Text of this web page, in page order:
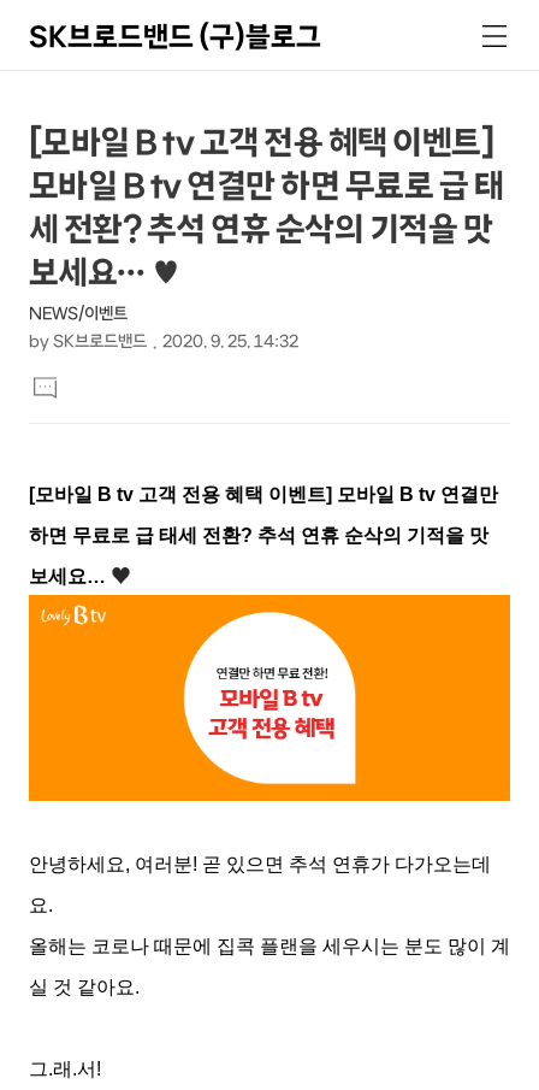
SK브로드밴드 (구)블로그
색
메
뉴
상
세
컨
텐
츠
본
문
제
목
[모바일 B tv 고객 전용 혜택 이벤트]
모바일 B tv 연결만 하면 무료로 급 태
세 전환? 추석 연휴 순삭의 기적을 맛
보세요… ♥
NEWS/이벤트
by SK브로드밴드 2020. 9. 25. 14:32
문
댓
글
[모바일 B tv 고객 전용 혜택 이벤트] 모바일 B tv 연결만
하면 무료로 급 태세 전환? 추석 연휴 순삭의 기적을 맛
보세요… ♥
안녕하세요, 여러분! 곧 있으면 추석 연휴가 다가오는데
요.
올해는 코로나 때문에 집콕 플랜을 세우시는 분도 많이 계
실 것 같아요.
그.래 .서 !